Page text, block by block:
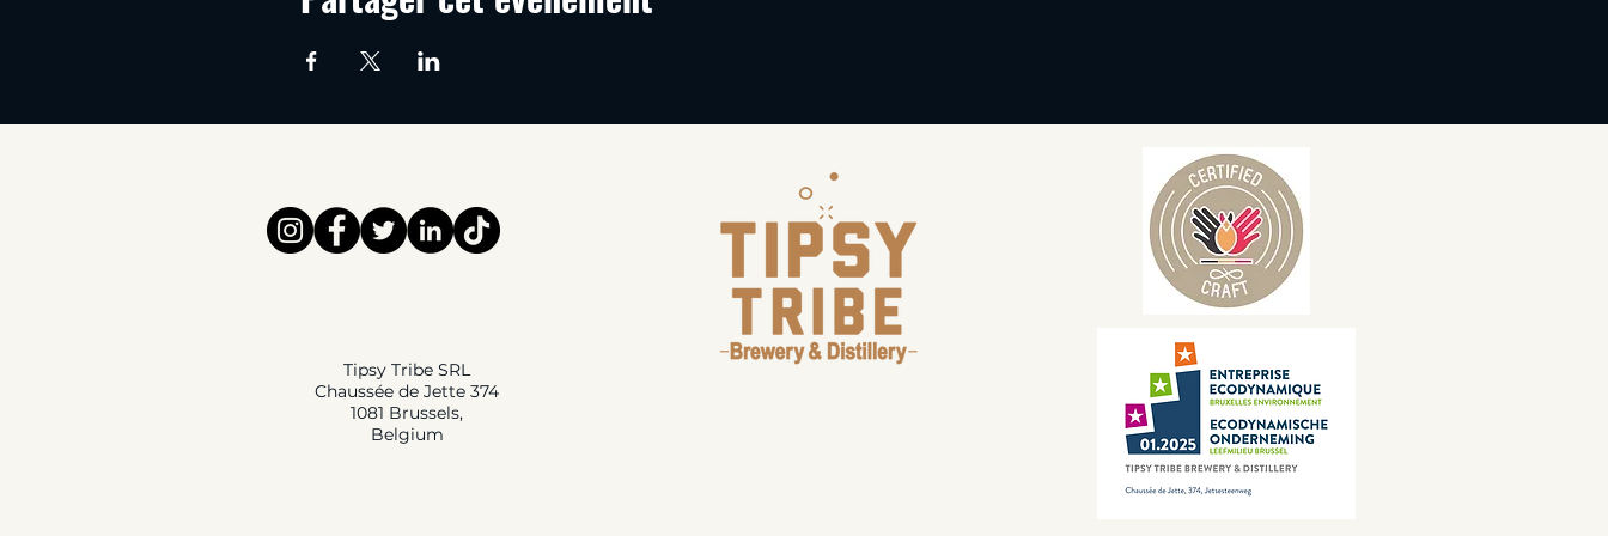
Tipsy Tribe SRL
Chaussée de Jette 374
1081 Brussels,
Belgium